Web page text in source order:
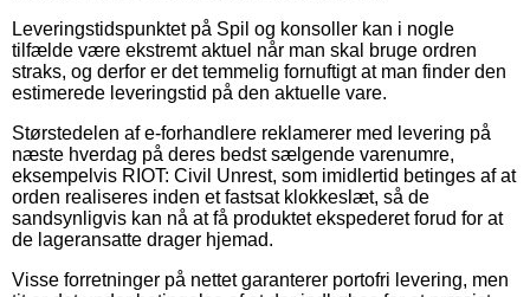
Leveringstidspunktet på Spil og konsoller kan i nogle
tilfælde være ekstremt aktuel når man skal bruge ordren
straks, og derfor er det temmelig fornuftigt at man finder den
estimerede leveringstid på den aktuelle vare.
Størstedelen af e-forhandlere reklamerer med levering på
næste hverdag på deres bedst sælgende varenumre,
eksempelvis RIOT: Civil Unrest, som imidlertid betinges af at
orden realiseres inden et fastsat klokkeslæt, så de
sandsynligvis kan nå at få produktet ekspederet forud for at
de lageransatte drager hjemad.
Visse forretninger på nettet garanterer portofri levering, men